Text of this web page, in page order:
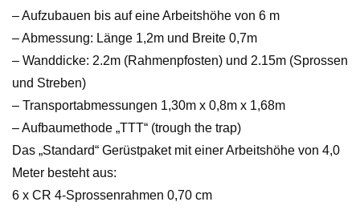
– Aufzubauen bis auf eine Arbeitshöhe von 6 m
– Abmessung: Länge 1,2m und Breite 0,7m
– Wanddicke: 2.2m (Rahmenpfosten) und 2.15m (Sprossen
und Streben)
– Transportabmessungen 1,30m x 0,8m x 1,68m
– Aufbaumethode „TTT“ (trough the trap)
Das „Standard“ Gerüstpaket mit einer Arbeitshöhe von 4,0
Meter besteht aus:
6 x CR 4-Sprossenrahmen 0,70 cm